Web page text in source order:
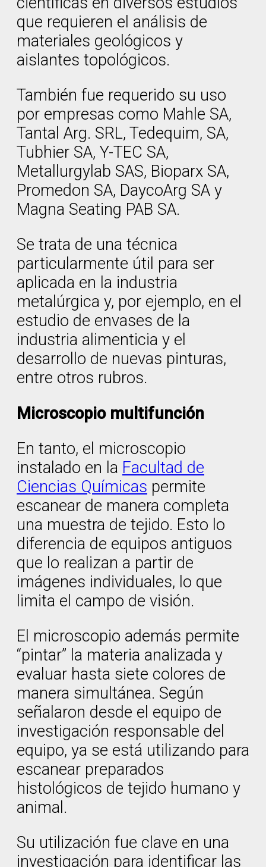
que requieren el análisis de
materiales geológicos y
aislantes topológicos.
También fue requerido su uso
por empresas como Mahle SA,
Tantal Arg. SRL, Tedequim, SA,
Tubhier SA, Y-TEC SA,
Metallurgylab SAS, Bioparx SA,
Promedon SA, DaycoArg SA y
Magna Seating PAB SA.
Se trata de una técnica
particularmente útil para ser
aplicada en la industria
metalúrgica y, por ejemplo, en el
estudio de envases de la
industria alimenticia y el
desarrollo de nuevas pinturas,
entre otros rubros.
Microscopio multifunción
En tanto, el microscopio
instalado en la Facultad de
Ciencias Químicas permite
escanear de manera completa
una muestra de tejido. Esto lo
diferencia de equipos antiguos
que lo realizan a partir de
imágenes individuales, lo que
limita el campo de visión.
El microscopio además permite
“pintar” la materia analizada y
evaluar hasta siete colores de
manera simultánea. Según
señalaron desde el equipo de
investigación responsable del
equipo, ya se está utilizando para
escanear preparados
histológicos de tejido humano y
animal.
Su utilización fue clave en una
investigación para identificar las